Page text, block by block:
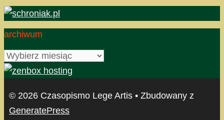
archiwum
archiwum
© 2026 Czasopismo Lege Artis • Zbudowany z
GeneratePress